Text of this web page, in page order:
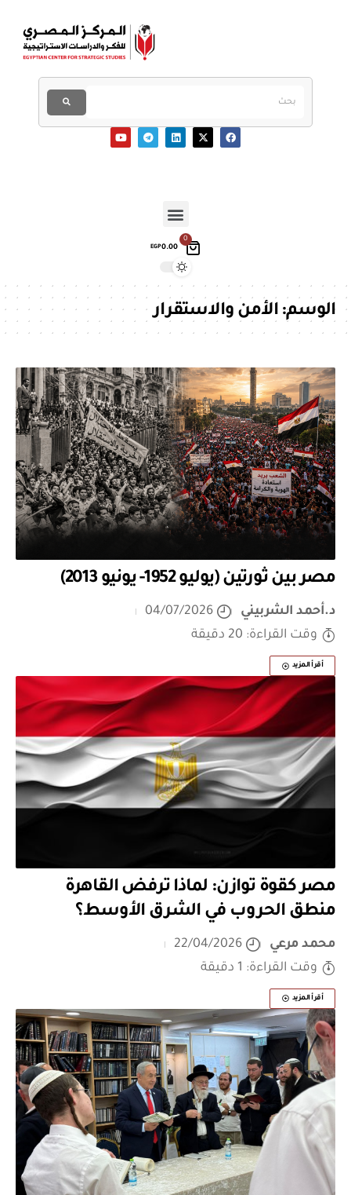
0
EGP0.00
الوسم:الأمن والاستقرار
مصر بين ثورتين (يوليو 1952- يونيو 2013)
د.أحمد الشربيني
04/07/2026
وقت القراءة: 20 دقيقة
أقرأ المزيد
مصر كقوة توازن: لماذا ترفض القاهرة
منطق الحروب في الشرق الأوسط؟
محمد مرعي
22/04/2026
وقت القراءة: 1 دقيقة
أقرأ المزيد